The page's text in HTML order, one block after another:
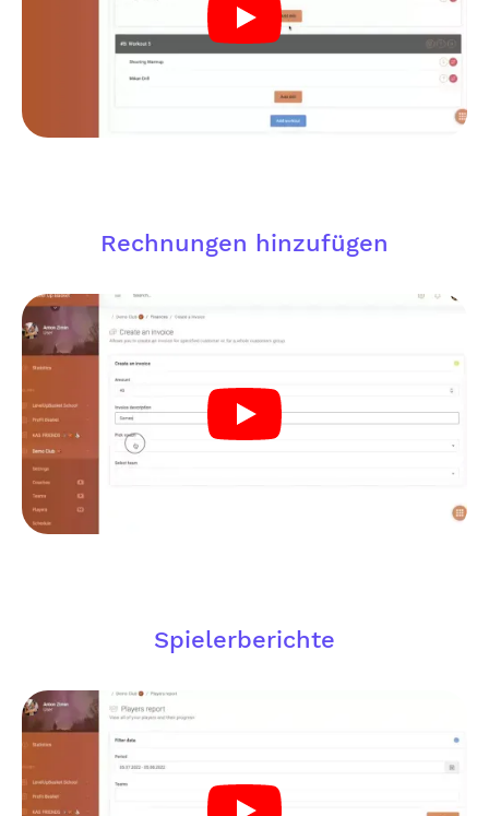
Rechnungen hinzufügen
Spielerberichte